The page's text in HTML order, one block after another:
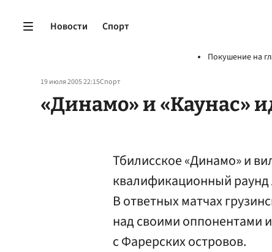
Новости Спорт
Покушение на
19 июля 2005 22:15Спорт
«Динамо» и «Каунас»
Тбилисское «Динамо» и
квалификационный
В ответных матчах
над своими оппонентами
с Фарерских островов.